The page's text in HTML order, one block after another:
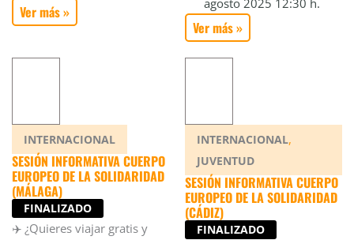
Ver más » agosto 2025 12:30 h.
Ver más »
INTERNACIONAL
SESIÓN INFORMATIVA CUERPO
EUROPEO DE LA SOLIDARIDAD
(MÁLAGA)
FINALIZADO
✈️ ¿Quieres viajar gratis y
INTERNACIONAL,
JUVENTUD
SESIÓN INFORMATIVA CUERPO
EUROPEO DE LA SOLIDARIDAD
(CÁDIZ)
FINALIZADO